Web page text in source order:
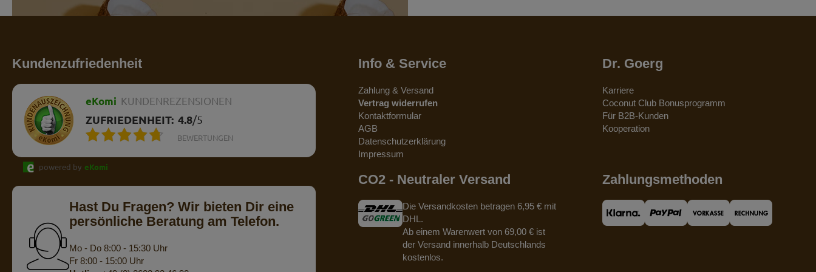
Kundenzufriedenheit
eKomi KUNDENREZENSIONEN
ZUFRIEDENHEIT: 4.8/5
BEWERTUNGEN
powered by eKomi
Hast Du Fragen? Wir bieten Dir eine
persönliche Beratung am Telefon.
Mo - Do 8:00 - 15:30 Uhr
Fr 8:00 - 15:00 Uhr
Info & Service
Zahlung & Versand
Vertrag widerrufen
Kontaktformular
AGB
Datenschutzerklärung
Impressum
Dr. Goerg
Karriere
Coconut Club Bonusprogramm
Für B2B-Kunden
Kooperation
CO2 - Neutraler Versand
Die Versandkosten betragen 6,95 € mit
DHL.
Ab einem Warenwert von 69,00 € ist
der Versand innerhalb Deutschlands
kostenlos.
Zahlungsmethoden